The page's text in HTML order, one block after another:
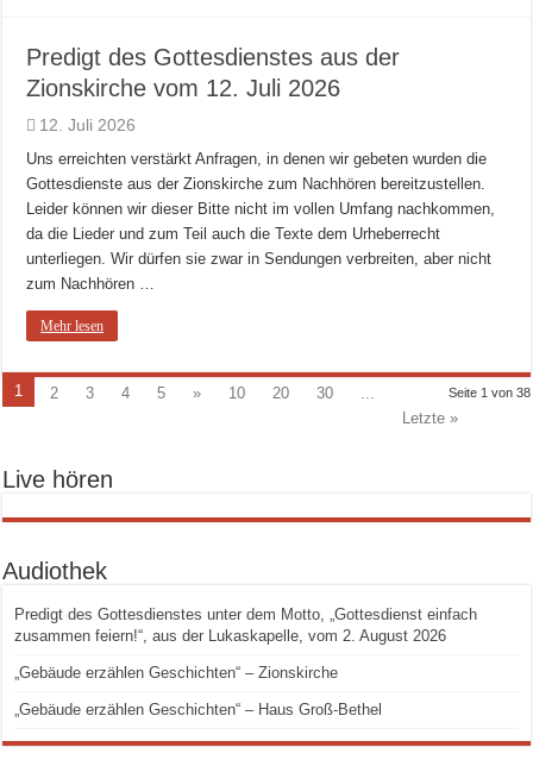
Predigt des Gottesdienstes aus der
Zionskirche vom 12. Juli 2026
12. Juli 2026
Uns erreichten verstärkt Anfragen, in denen wir gebeten wurden die
Gottesdienste aus der Zionskirche zum Nachhören bereitzustellen.
Leider können wir dieser Bitte nicht im vollen Umfang nachkommen,
da die Lieder und zum Teil auch die Texte dem Urheberrecht
unterliegen. Wir dürfen sie zwar in Sendungen verbreiten, aber nicht
zum Nachhören …
Mehr lesen
Seite 1 von 38
1 2 3 4 5 » 10 20 30
...
Letzte »
Live hören
Audiothek
Predigt des Gottesdienstes unter dem Motto, „Gottesdienst einfach
zusammen feiern!“, aus der Lukaskapelle, vom 2. August 2026
„Gebäude erzählen Geschichten“ – Zionskirche
„Gebäude erzählen Geschichten“ – Haus Groß-Bethel